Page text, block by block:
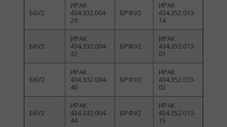
Б6У2
ИРАК
434.332.004-
29
БРФУ2
ИРАК
434.352.013-
14
Б6У2
ИРАК
434.332.004-
32
БРФУ2
ИРАК
434.352.013-
01
Б6У2
ИРАК
434.332.004-
40
БРФУ2
ИРАК
434.352.013-
02
Б6У2
ИРАК
434.332.004-
44
БРФУ2
ИРАК
434.352.013-
15